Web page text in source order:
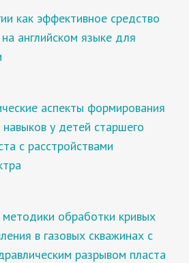
как эффективное средство
английском языке для
аспекты формирования
у детей старшего
с расстройствами
обработки кривых
в газовых скважинах с
разрывом пласта